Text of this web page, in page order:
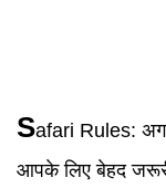
Safari Rules:
आपके लिए बेहद